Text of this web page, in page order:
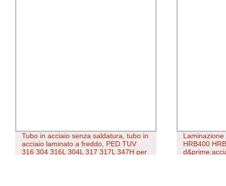
Tubo in acciaio senza saldatura, tubo in
acciaio laminato a freddo, PED TUV
316 304 316L 304L 317 317L 347H per
HRB400